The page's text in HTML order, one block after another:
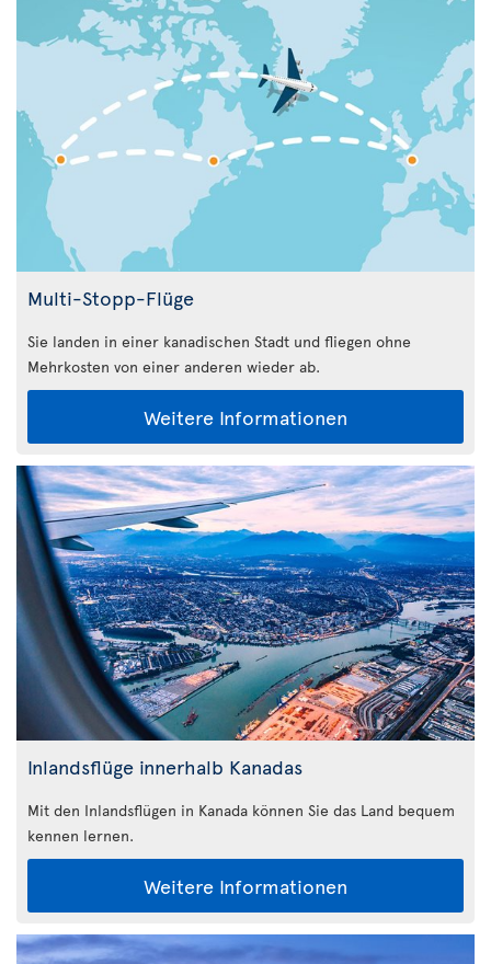
Multi-Stopp-Flüge
Sie landen in einer kanadischen Stadt und fliegen ohne
Mehrkosten von einer anderen wieder ab.
Weitere Informationen
Inlandsflüge innerhalb Kanadas
Mit den Inlandsflügen in Kanada können Sie das Land bequem
kennen lernen.
Weitere Informationen